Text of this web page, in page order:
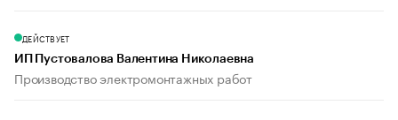
ДЕЙСТВУЕТ
ИП Пустовалова Валентина Николаевна
Производство электромонтажных работ